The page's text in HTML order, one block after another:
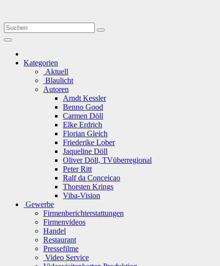
Kategorien
Aktuell
Blaulicht
Autoren
Arndt Kessler
Benno Good
Carmen Döll
Elke Erdrich
Florian Gleich
Friederike Lober
Jaqueline Döll
Oliver Döll, TVüberregional
Peter Ritt
Ralf da Conceicao
Thorsten Krings
Viba-Vision
Gewerbe
Firmenberichterstattungen
Firmenvideos
Handel
Restaurant
Pressefilme
Video Service